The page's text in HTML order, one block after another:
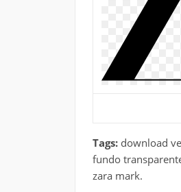
Tags:download
fundo
zara mark.